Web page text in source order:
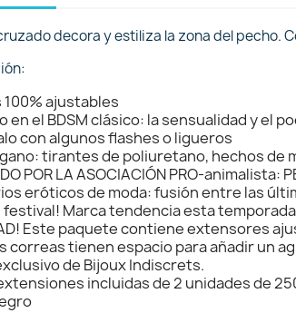
decora y estiliza la zona del pecho.
ajustables
en el BDSM clásico: la sensualidad y el
con algunos flashes o ligueros
tirantes de poliuretano, hechos de
POR LA ASOCIACIÓN PRO-animalista:
eróticos de moda: fusión entre las
festival! Marca tendencia esta
Este paquete contiene extensores
correas tienen espacio para añadir un
de Bijoux Indiscrets.
incluidas de 2 unidades de